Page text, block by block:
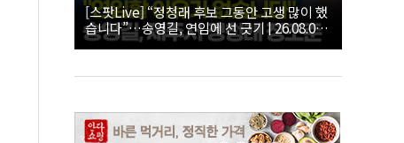
[스팟Live] “정청래 후보 그동안 고생 많이 했
습니다”…송영길, 연임에 선 긋기 | 26.08.08
더불어민주당 당대표·최고위원 후보 제주 합